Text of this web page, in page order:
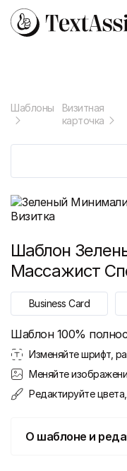
Шаблоны
Визитная
карточка
Шаблон
Массажист
Business Card
Шаблон 100%
Изменяйте шрифт,
Меняйте
Редактируйте
О шаблоне и